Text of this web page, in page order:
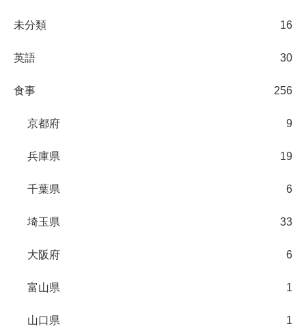
未分類 16
英語 30
食事 256
京都府 9
兵庫県 19
千葉県 6
埼玉県 33
大阪府 6
富山県 1
山口県 1